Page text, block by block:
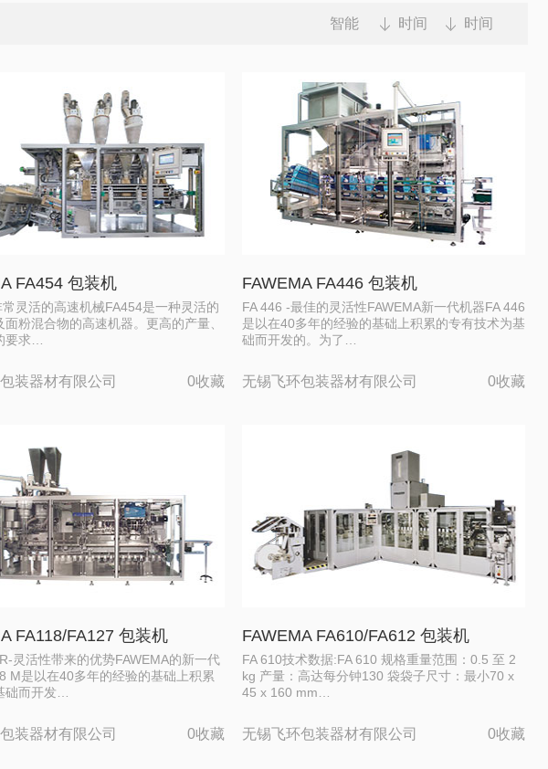
智能 时间 时间
FA454 包装机
常灵活的高速机械FA454是一种灵活的
面粉混合物的高速机器。更高的产量、
要求…
装器材有限公司 0收藏
FAWEMA FA446 包装机
FA 446 -最佳的灵活性FAWEMA新一代机器FA 446
是以在40多年的经验的基础上积累的专有技术为基
础而开发的。为了…
无锡飞环包装器材有限公司 0收藏
FA118/FA127 包装机
灵活性带来的优势FAWEMA的新一代
M是以在40多年的经验的基础上积累
础而开发…
装器材有限公司 0收藏
FAWEMA FA610/FA612 包装机
FA 610技术数据:FA 610 规格重量范围：0.5 至 2
kg 产量：高达每分钟130 袋袋子尺寸：最小70 x
45 x 160 mm…
无锡飞环包装器材有限公司 0收藏